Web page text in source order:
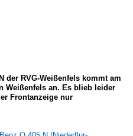
der RVG-Weißenfels kommt am
Weißenfels an. Es blieb leider
Frontanzeige nur